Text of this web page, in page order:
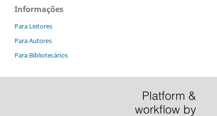
Informações
Para Leitores
Para Autores
Para Bibliotecários